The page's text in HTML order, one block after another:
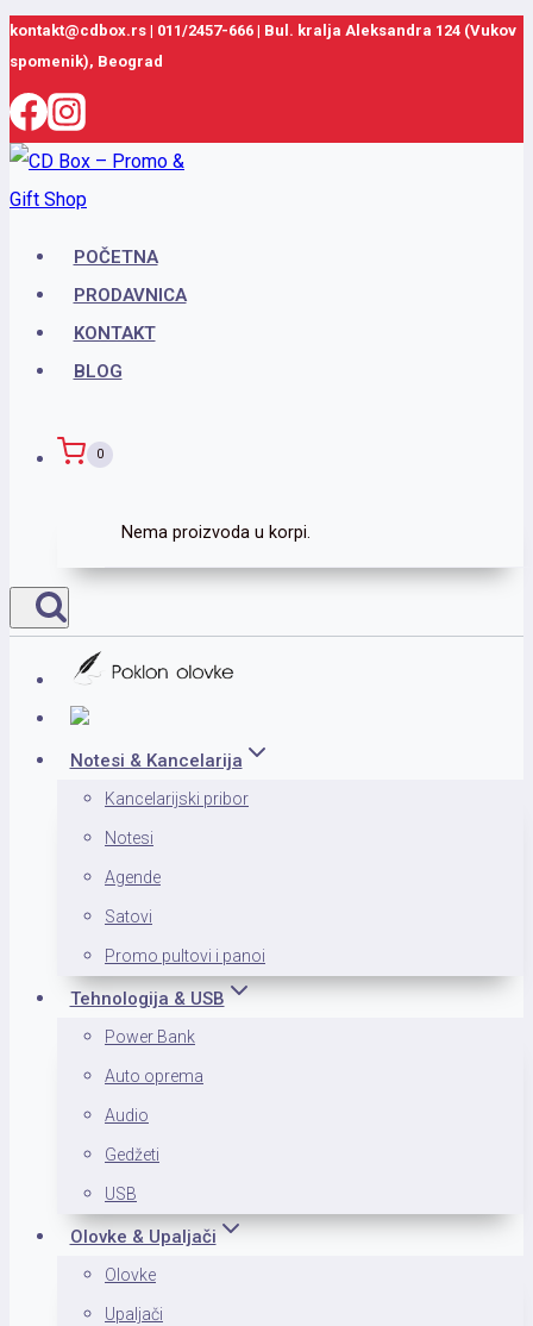
Skip
to
content
kontakt@cdbox.rs | 011/2457-666 | Bul. kralja Aleksandra 124 (Vukov
spomenik), Beograd
POČETNA
PRODAVNICA
KONTAKT
BLOG
0
Nema proizvoda u korpi.
Notesi & Kancelarija
Kancelarijski pribor
Notesi
Agende
Satovi
Promo pultovi i panoi
Tehnologija & USB
Power Bank
Auto oprema
Audio
Gedžeti
USB
Olovke & Upaljači
Olovke
Upaljači